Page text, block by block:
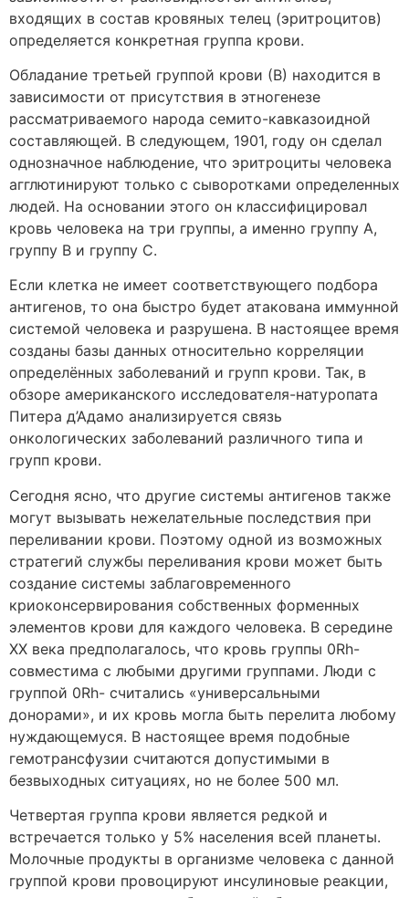
входящих в состав кровяных телец (эритроцитов)
определяется конкретная группа крови.
Обладание третьей группой крови (В) находится в
зависимости от присутствия в этногенезе
рассматриваемого народа семито-кавказоидной
составляющей. В следующем, 1901, году он сделал
однозначное наблюдение, что эритроциты человека
агглютинируют только с сыворотками определенных
людей. На основании этого он классифицировал
кровь человека на три группы, а именно группу A,
группу B и группу C.
Если клетка не имеет соответствующего подбора
антигенов, то она быстро будет атакована иммунной
системой человека и разрушена. В настоящее время
созданы базы данных относительно корреляции
определённых заболеваний и групп крови. Так, в
обзоре американского исследователя-натуропата
Питера д’Адамо анализируется связь
онкологических заболеваний различного типа и
групп крови.
Сегодня ясно, что другие системы антигенов также
могут вызывать нежелательные последствия при
переливании крови. Поэтому одной из возможных
стратегий службы переливания крови может быть
создание системы заблаговременного
криоконсервирования собственных форменных
элементов крови для каждого человека. В середине
XX века предполагалось, что кровь группы 0Rh-
совместима с любыми другими группами. Люди с
группой 0Rh- считались «универсальными
донорами», и их кровь могла быть перелита любому
нуждающемуся. В настоящее время подобные
гемотрансфузии считаются допустимыми в
безвыходных ситуациях, но не более 500 мл.
Четвертая группа крови является редкой и
встречается только у 5% населения всей планеты.
Молочные продукты в организме человека с данной
группой крови провоцируют инсулиновые реакции,